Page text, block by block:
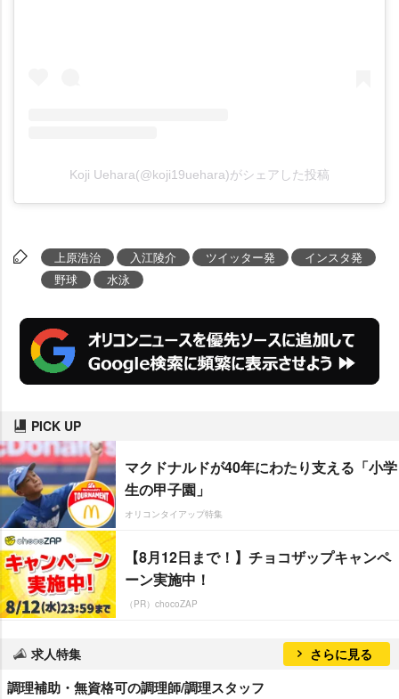
Koji Uehara(@koji19uehara)がシェアした投稿
上原浩治 入江陵介 ツイッター発
インスタ発
野球
水泳
PICK UP
マクドナルドが40年にわたり支える「小学
生の甲子園」
オリコンタイアップ特集
【8月12日まで！】チョコザップキャンペ
ーン実施中！
（PR）chocoZAP
求人特集 さらに見る
調理補助・無資格可の調理師/調理スタッフ